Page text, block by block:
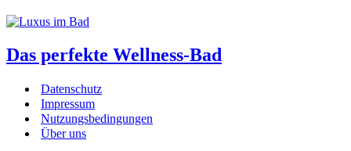
Das perfekte Wellness-Bad
Datenschutz
Impressum
Nutzungsbedingungen
Über uns